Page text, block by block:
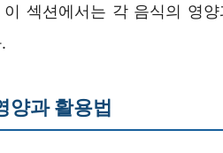
섹션에서는 각 음식의 영
양과 활용법